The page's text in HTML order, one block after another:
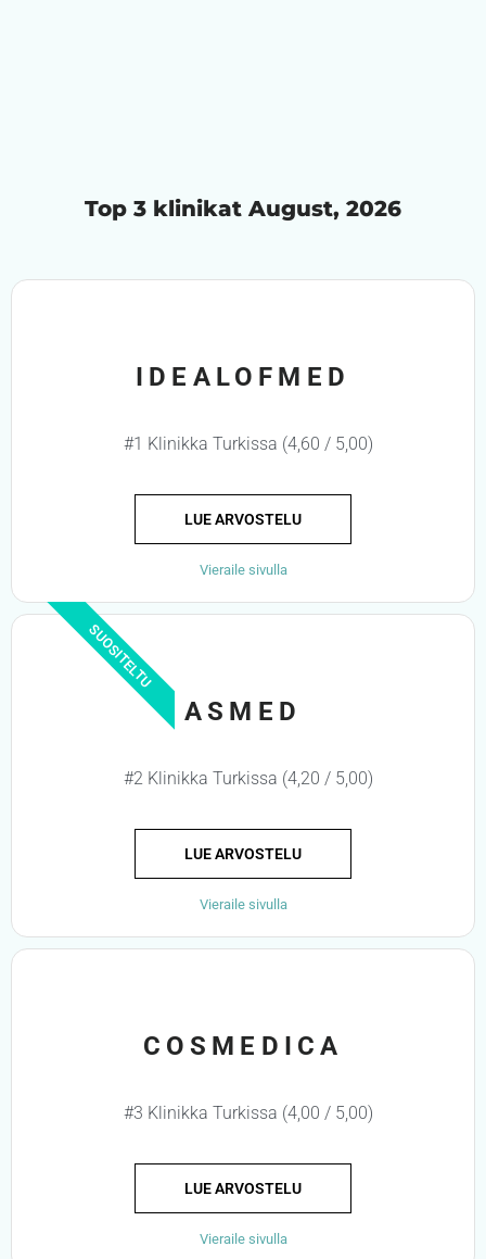
Top 3 klinikat August, 2026
IDEALOFMED
#1 Klinikka Turkissa (4,60 / 5,00)
LUE ARVOSTELU
Vieraile sivulla
SUOSITELTU
ASMED
#2 Klinikka Turkissa (4,20 / 5,00)
LUE ARVOSTELU
Vieraile sivulla
COSMEDICA
#3 Klinikka Turkissa (4,00 / 5,00)
LUE ARVOSTELU
Vieraile sivulla